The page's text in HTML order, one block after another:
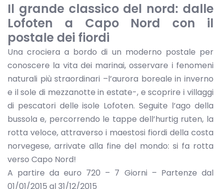
Il grande classico del nord: dalle
Lofoten a Capo Nord con il
postale dei fiordi
Una crociera a bordo di un moderno postale per
conoscere la vita dei marinai, osservare i fenomeni
naturali più straordinari –l’aurora boreale in inverno
e il sole di mezzanotte in estate-, e scoprire i villaggi
di pescatori delle isole Lofoten. Seguite l’ago della
bussola e, percorrendo le tappe dell’hurtig ruten, la
rotta veloce, attraverso i maestosi fiordi della costa
norvegese, arrivate alla fine del mondo: si fa rotta
verso Capo Nord!
A partire da euro 720 – 7 Giorni – Partenze dal
01/01/2015 al 31/12/2015